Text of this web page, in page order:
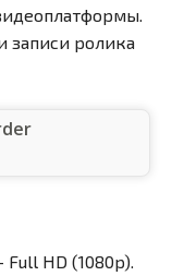
записи ролика
HD (1080p).